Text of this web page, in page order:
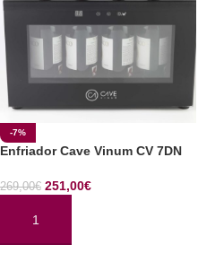
-7%
Enfriador Cave Vinum CV 7DN
269,00€ 251,00€
AÑADIR AL CARRITO